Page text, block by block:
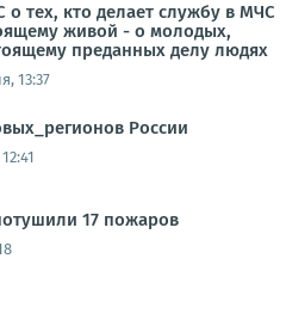
тех, кто делает службу в МЧС
живой - о молодых,
преданных делу людях
13:37
России
17 пожаров